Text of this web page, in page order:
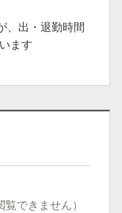
、出・退勤時間
ます
できません）